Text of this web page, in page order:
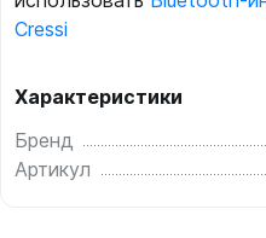
Cressi
Характеристики
Бренд
Артикул